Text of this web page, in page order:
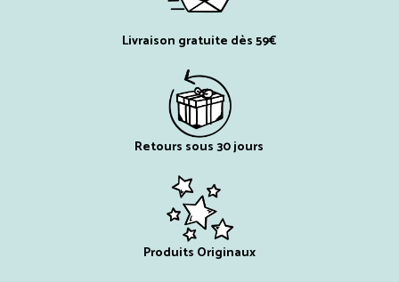
Livraison gratuite dès 59€
Retours sous 30 jours
Produits Originaux